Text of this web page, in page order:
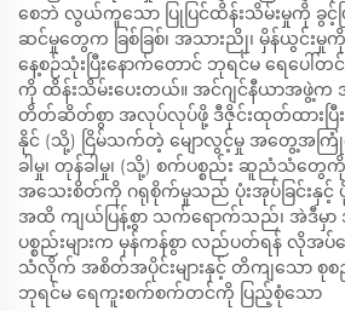
စေဘဲ လွယ်ကူသော ပြုပြင်ထိန်းသိမ်းမှုကို ခွင့်
ဆင်မှုတွေက ခြစ်ခြစ်၊ အသားညို၊ မှိန်ယွင်းမှုကို ခံ
နေ့စဉ်သုံးပြီးနောက်တောင် ဘုရင်မ ရေပေါ်
ကို ထိန်းသိမ်းပေးတယ်။ အင်ဂျင်နီယာအဖွဲ့
တိတ်ဆိတ်စွာ အလုပ်လုပ်ဖို့ ဒီဇိုင်းထုတ်ထားပြီ
နိုင် (သို့) ငြိမ်သက်တဲ့ မျောလွင့်မှု အတွေ့အ
ခါမှု၊ တုန်ခါမှု၊ (သို့) စက်ပစ္စည်း ဆူညံသံတွေ
အသေးစိတ်ကို ဂရုစိုက်မှုသည် ပုံးအုပ်ခြင်းနှင့်
အထိ ကျယ်ပြန့်စွာ သက်ရောက်သည်၊ အဲဒီမှာ
ပစ္စည်းများက မှန်ကန်စွာ လည်ပတ်ရန် လိုအပ်
သံလိုက် အစိတ်အပိုင်းများနှင့် တိကျသော စုစ
ဘုရင်မ ရေကူးစက်စက်တင်ကို ပြည့်စုံသော